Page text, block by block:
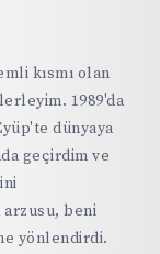
kısmı olan
1989'da
dünyaya
geçirdim ve
beni
yönlendirdi.